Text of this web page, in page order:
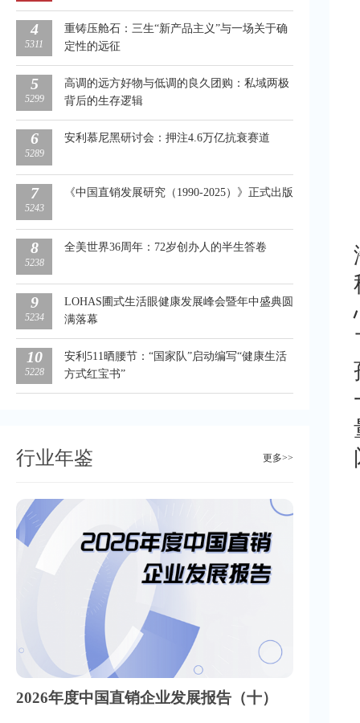
4
5311
重铸压舱石：三生“新产品主义”与一场关于确
定性的远征
5
5299
高调的远方好物与低调的良久团购：私域两极
背后的生存逻辑
6
5289
安利慕尼黑研讨会：押注4.6万亿抗衰赛道
7
5243
《中国直销发展研究（1990-2025）》正式出版
8
5238
全美世界36周年：72岁创办人的半生答卷
9
5234
LOHAS圃式生活眼健康发展峰会暨年中盛典圆
满落幕
10
5228
安利511晒腰节：“国家队”启动编写“健康生活
方式红宝书”
行业年鉴 更多>>
2026年度中国直销企业发展报告（十）